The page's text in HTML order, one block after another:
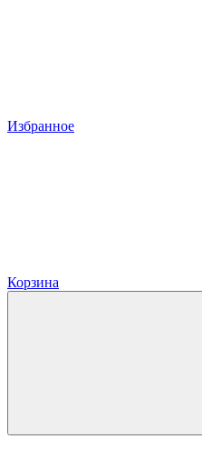
Избранное
Корзина